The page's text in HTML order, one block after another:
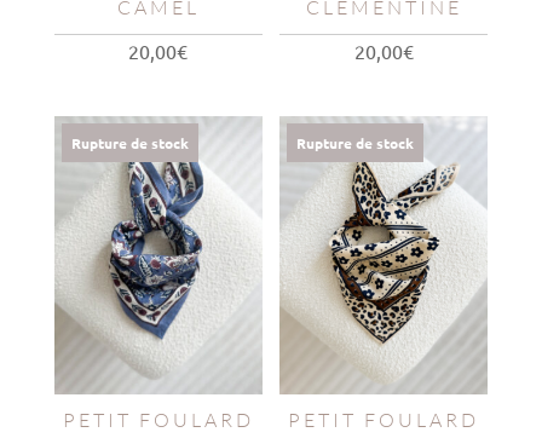
CAMEL
20,00€
CLÉMENTINE
20,00€
Rupture de stock
PETIT FOULARD
Rupture de stock
PETIT FOULARD